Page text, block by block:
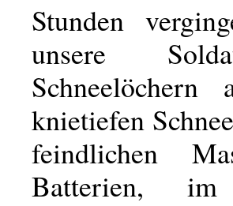
Stunden
unsere
knietiefen
feindlichen
Batterien,